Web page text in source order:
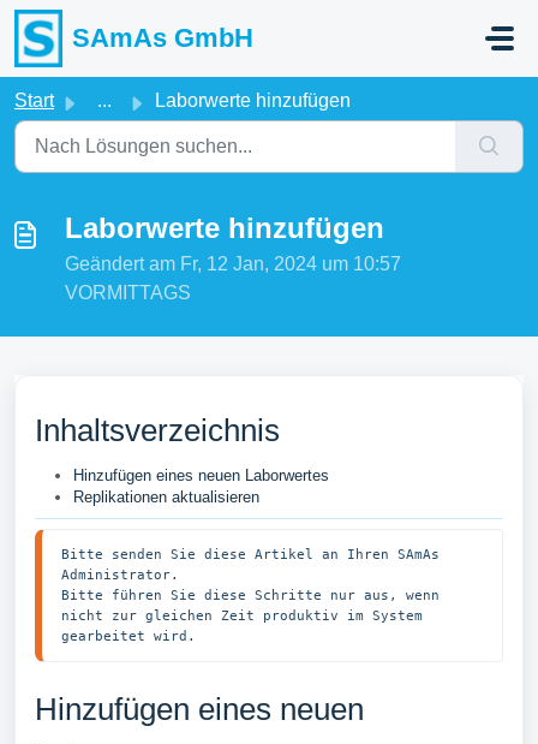
Zum hauptsächlichen Inhalt gehen
SAmAs GmbH
Start ... Laborwerte hinzufügen
Laborwerte hinzufügen
Geändert am Fr, 12 Jan, 2024 um 10:57
VORMITTAGS
Inhaltsverzeichnis
Hinzufügen eines neuen Laborwertes
Replikationen aktualisieren
Bitte senden Sie diese Artikel an Ihren SAmAs
Administrator.
Bitte führen Sie diese Schritte nur aus, wenn
nicht zur gleichen Zeit produktiv im System
gearbeitet wird.
Hinzufügen eines neuen